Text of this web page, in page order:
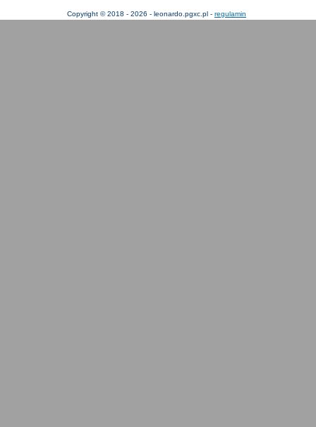
Copyright © 2018 - 2026 - leonardo.pgxc.pl - regulamin